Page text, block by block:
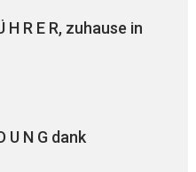
H R E R, zuhause in
U N G dank